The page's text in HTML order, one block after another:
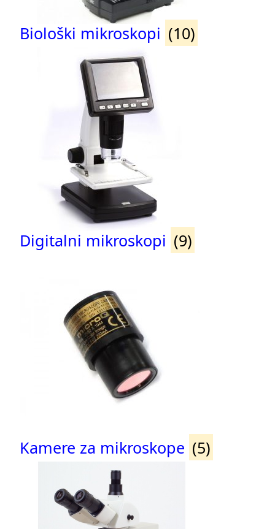
Biološki mikroskopi (10)
Digitalni mikroskopi (9)
Kamere za mikroskope (5)